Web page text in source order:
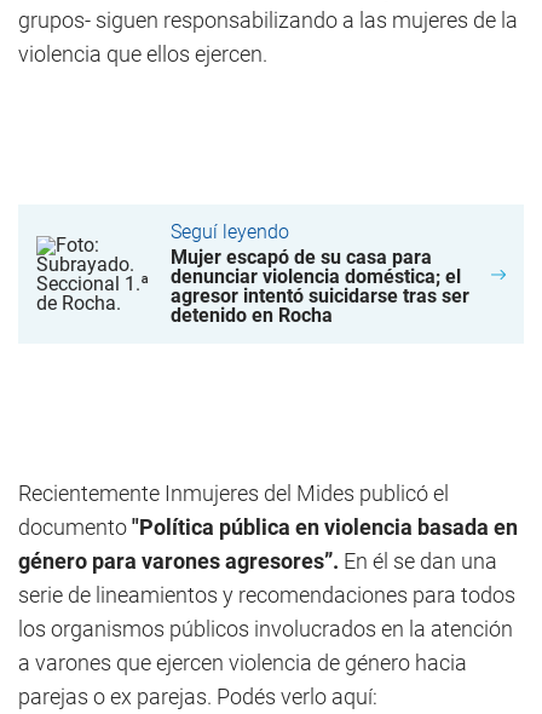
grupos- siguen responsabilizando a las mujeres de la
violencia que ellos ejercen.
Seguí leyendo
Mujer escapó de su casa para
denunciar violencia doméstica; el
agresor intentó suicidarse tras ser
detenido en Rocha
Recientemente Inmujeres del Mides publicó el
documento"Política pública en violencia basada en
género para varones agresores”. En él se dan una
serie de lineamientos y recomendaciones para todos
los organismos públicos involucrados en la atención
a varones que ejercen violencia de género hacia
parejas o ex parejas. Podés verlo aquí: